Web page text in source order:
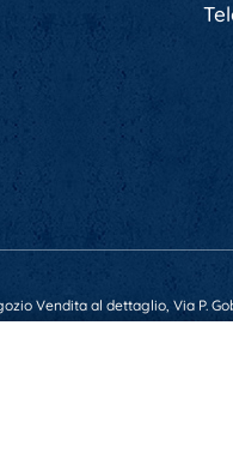
Vendita al dettaglio, Via P.